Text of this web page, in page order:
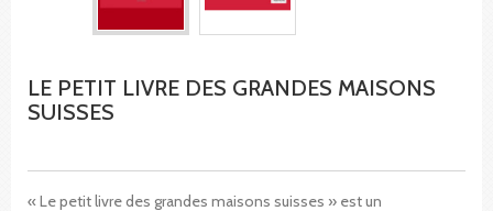
LE PETIT LIVRE DES GRANDES MAISONS
SUISSES
« Le petit livre des grandes maisons suisses » est un